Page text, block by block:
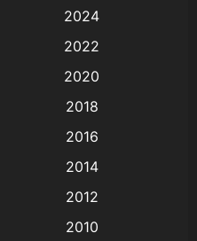
2024
2022
2020
2018
2016
2014
2012
2010